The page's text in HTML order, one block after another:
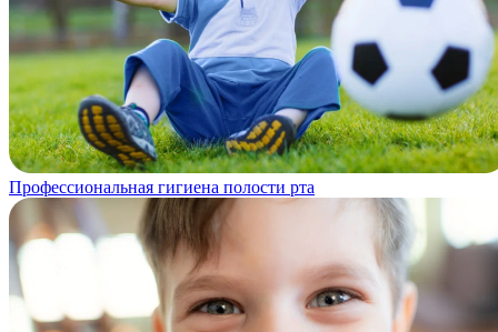
Профессиональная гигиена полости рта